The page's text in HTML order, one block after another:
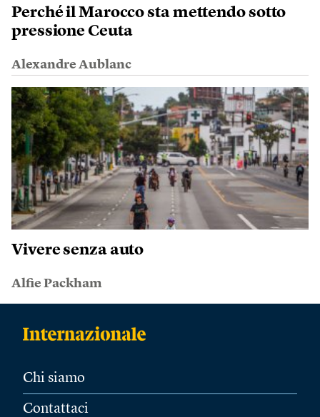
Perché il Marocco sta mettendo sotto
pressione Ceuta
Alexandre Aublanc
Vivere senza auto
Alfie Packham
Chi siamo
Contattaci